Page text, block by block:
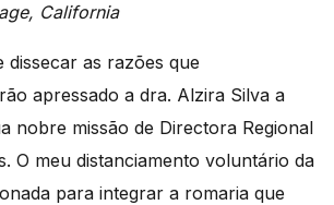
California
dissecar as razões que
apressado a dra. Alzira Silva a
nobre missão de Directora Regional
O meu distanciamento voluntário da
para integrar a romaria que